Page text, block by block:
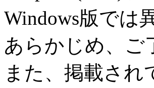
Windows版では
あらかじめ、ご
また、掲載さ